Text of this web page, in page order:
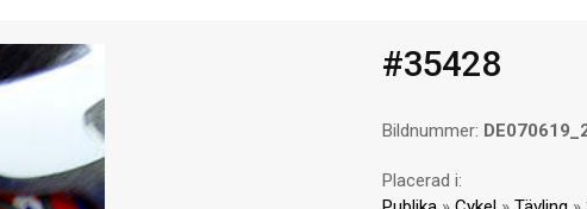
#35428
Bildnummer:
Placerad i: